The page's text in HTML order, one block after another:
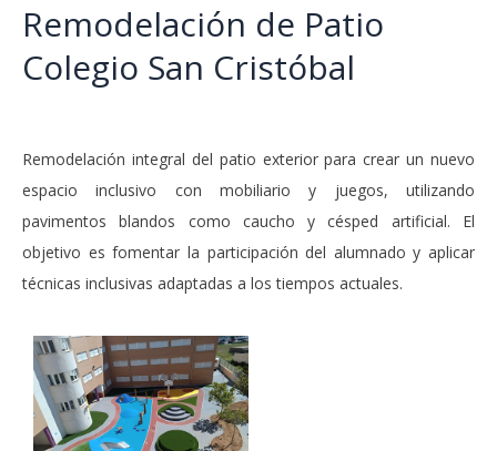
Remodelación de Patio
Colegio San Cristóbal
Remodelación integral del patio exterior para crear un nuevo
espacio inclusivo con mobiliario y juegos, utilizando
pavimentos blandos como caucho y césped artificial. El
objetivo es fomentar la participación del alumnado y aplicar
técnicas inclusivas adaptadas a los tiempos actuales.